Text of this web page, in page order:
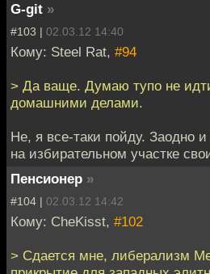
G-git »
#103 | 02.03.12 14:40
Кому: Steel Rat, #94
> Да ваще. Думаю тупо не
домашними делами.
Не, я все-таки пойду. Заодно
на избирательном участке
Пенсионер »
#104 | 02.03.12 14:42
Кому: CheKisst, #102
> Сдается мне, либерализм